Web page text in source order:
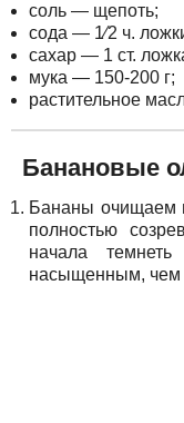
соль — щепоть;
сода — 1⁄2 ч.
сахар — 1 ст.
мука — 150-200 г;
растительное
Банановые
Бананы очищаем
полностью
начала
насыщенным, чем